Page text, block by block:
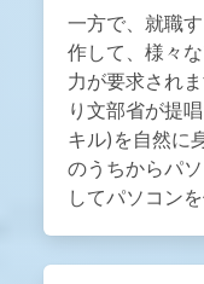
一方で、就職
作して、様々
力が要求され
り文部省が提
キル)を自然に
のうちからパ
してパソコン